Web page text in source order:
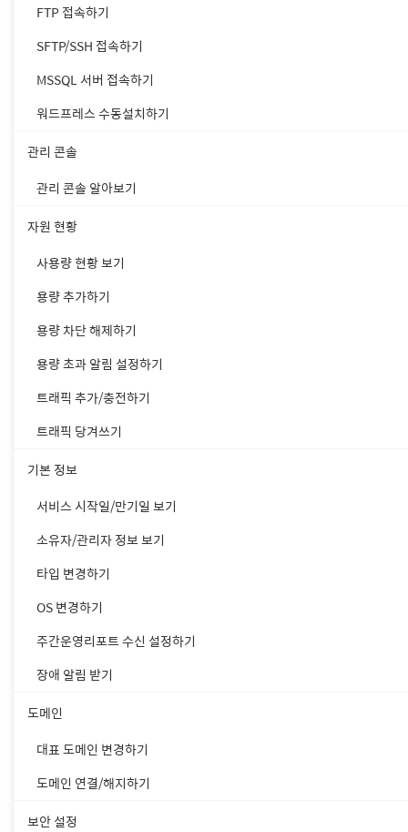
FTP 접속하기
SFTP/SSH 접속하기
MSSQL 서버 접속하기
워드프레스 수동설치하기
관리 콘솔
관리 콘솔 알아보기
자원 현황
사용량 현황 보기
용량 추가하기
용량 차단 해제하기
용량 초과 알림 설정하기
트래픽 추가/충전하기
트래픽 당겨쓰기
기본 정보
서비스 시작일/만기일 보기
소유자/관리자 정보 보기
타입 변경하기
OS 변경하기
주간운영리포트 수신 설정하기
장애 알림 받기
도메인
대표 도메인 변경하기
도메인 연결/해지하기
보안 설정